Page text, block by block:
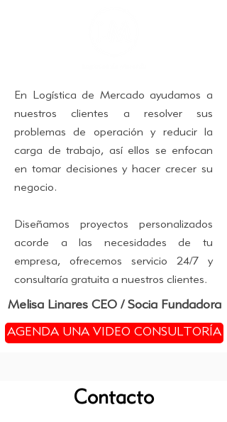
En Logística de Mercado ayudamos a
nuestros clientes a resolver sus
problemas de operación y reducir la
carga de trabajo, así ellos se enfocan
en tomar decisiones y hacer crecer su
negocio.
Diseñamos proyectos personalizados
acorde a las necesidades de tu
empresa, ofrecemos servicio 24/7 y
consultaría gratuita a nuestros clientes.
Melisa Linares CEO / Socia Fundadora
AGENDA UNA VIDEO CONSULTORÍA
Contacto